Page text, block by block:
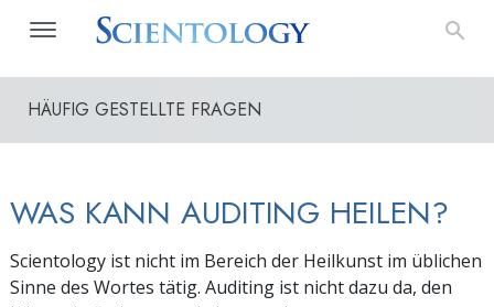
HÄUFIG GESTELLTE FRAGEN
WAS KANN AUDITING HEILEN?
Scientology ist nicht im Bereich der Heilkunst im üblichen
Sinne des Wortes tätig. Auditing ist nicht dazu da, den